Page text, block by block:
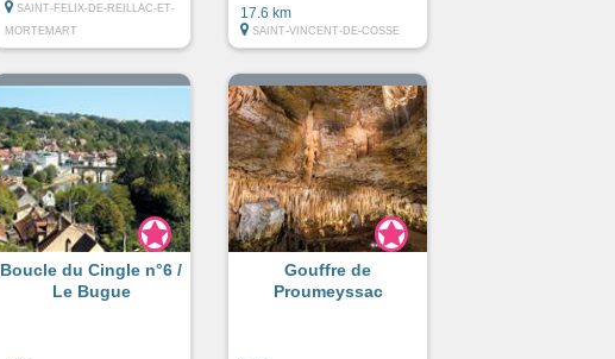
SAINT-FELIX-DE-REILLAC-ET-
MORTEMART
17.6 km
SAINT-VINCENT-DE-COSSE
Boucle du Cingle n°6 /
Le Bugue
Gouffre de
Proumeyssac